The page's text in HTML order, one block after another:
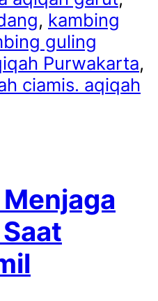
, kambing
guling
Purwakarta,
ciamis. aqiqah